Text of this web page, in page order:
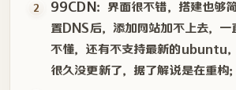
99CDN ：界面很不错，搭建也够
置DNS后，添加网站加不上去，一
不懂，还有不支持最新的ubuntu
很久没更新了，据了解说是在重构；